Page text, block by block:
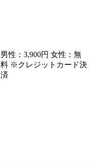
男性：3,900円 女性：無
料 ※クレジットカード決
済